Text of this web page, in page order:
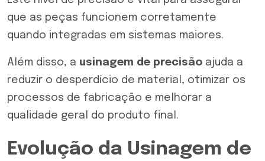
que as peças funcionem corretamente
quando integradas em sistemas maiores.
Além disso, a usinagem de precisão ajuda a
reduzir o desperdício de material, otimizar os
processos de fabricação e melhorar a
qualidade geral do produto final.
Evolução da Usinagem de